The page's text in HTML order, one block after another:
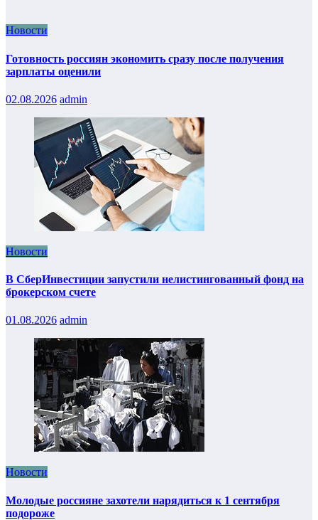
Новости
Готовность россиян экономить сразу после получения
зарплаты оценили
02.08.2026 admin
Новости
В СберИнвестиции запустили нелистингованный фонд на
брокерском счете
01.08.2026 admin
Новости
Молодые россияне захотели нарядиться к 1 сентября
подороже